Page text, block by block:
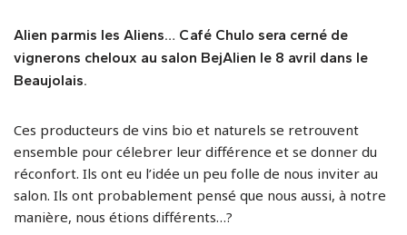
Alien parmis les Aliens… Café Chulo sera cerné de
vignerons cheloux au salon BejAlien le 8 avril dans le
Beaujolais.
Ces producteurs de vins bio et naturels se retrouvent
ensemble pour célebrer leur différence et se donner du
réconfort. Ils ont eu l’idée un peu folle de nous inviter au
salon. Ils ont probablement pensé que nous aussi, à notre
manière, nous étions différents…?